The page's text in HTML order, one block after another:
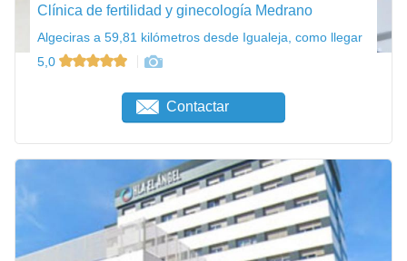
Clínica de fertilidad y ginecología Medrano
Algeciras a 59,81 kilómetros desde Igualeja, como llegar
5,0
Contactar